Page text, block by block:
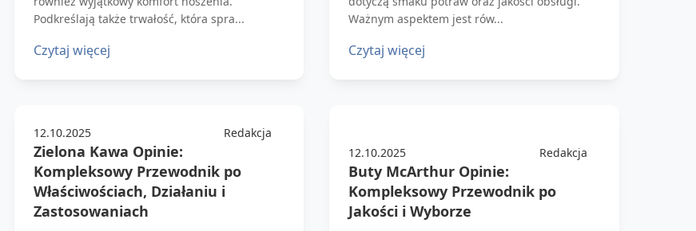
Podkreślają także trwałość, która spra...
Czytaj więcej
Ważnym aspektem jest rów...
Czytaj więcej
12.10.2025 Redakcja
Zielona Kawa Opinie:
Kompleksowy Przewodnik po
Właściwościach, Działaniu i
Zastosowaniach
12.10.2025 Redakcja
Buty McArthur Opinie:
Kompleksowy Przewodnik po
Jakości i Wyborze